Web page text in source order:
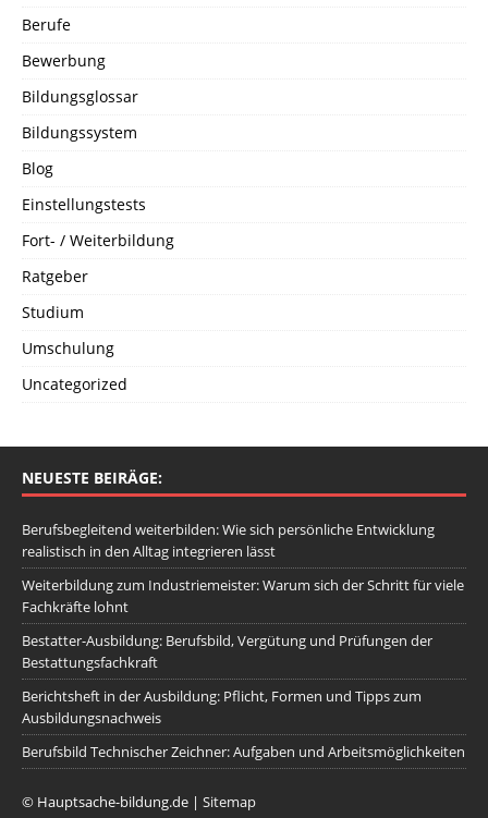
Berufe
Bewerbung
Bildungsglossar
Bildungssystem
Blog
Einstellungstests
Fort- / Weiterbildung
Ratgeber
Studium
Umschulung
Uncategorized
NEUESTE BEIRÄGE:
Berufsbegleitend weiterbilden: Wie sich persönliche Entwicklung
realistisch in den Alltag integrieren lässt
Weiterbildung zum Industriemeister: Warum sich der Schritt für viele
Fachkräfte lohnt
Bestatter-Ausbildung: Berufsbild, Vergütung und Prüfungen der
Bestattungsfachkraft
Berichtsheft in der Ausbildung: Pflicht, Formen und Tipps zum
Ausbildungsnachweis
Berufsbild Technischer Zeichner: Aufgaben und Arbeitsmöglichkeiten
© Hauptsache-bildung.de | Sitemap